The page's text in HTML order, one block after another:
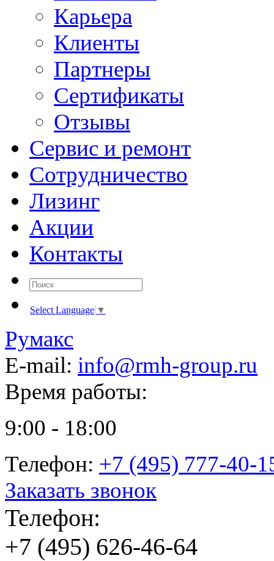
Карьера
Клиенты
Партнеры
Сертификаты
Отзывы
Сервис и ремонт
Сотрудничество
Лизинг
Акции
Контакты
Select Language ▼
Румакс
E-mail: info@rmh-group.ru
Время работы:
9:00 - 18:00
Телефон: +7 (495) 777-40-
Заказать звонок
Телефон:
+7 (495) 626-46-64